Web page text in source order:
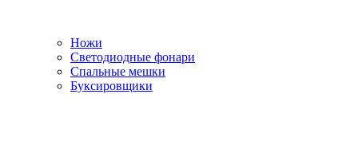
Ножи
Светодиодные фонари
Спальные мешки
Буксировщики